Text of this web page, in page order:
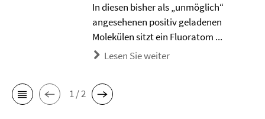
In diesen bisher als „unmöglich“
angesehenen positiv geladenen
Molekülen sitzt ein Fluoratom ...
Lesen Sie weiter
1 / 2